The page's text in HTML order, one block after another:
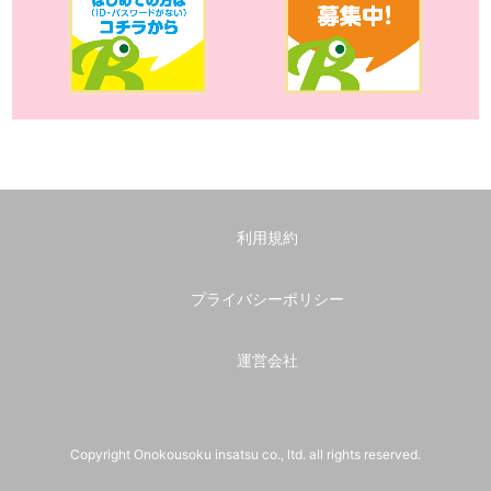
利用規約
プライバシーポリシー
運営会社
Copyright Onokousoku insatsu co., ltd. all rights reserved.